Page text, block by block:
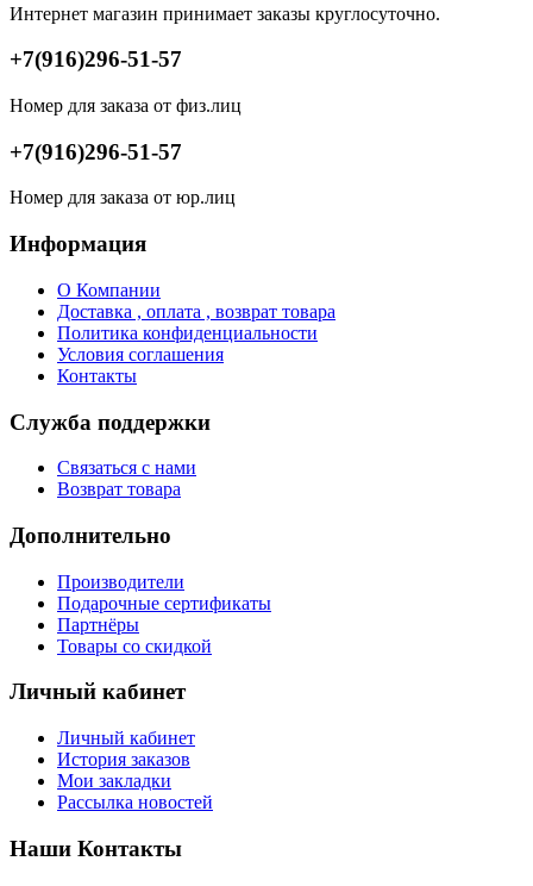
Интернет магазин принимает заказы круглосуточно.
+7(916)296-51-57
Номер для заказа от физ.лиц
+7(916)296-51-57
Номер для заказа от юр.лиц
Информация
О Компании
Доставка , оплата , возврат товара
Политика конфиденциальности
Условия соглашения
Контакты
Служба поддержки
Связаться с нами
Возврат товара
Дополнительно
Производители
Подарочные сертификаты
Партнёры
Товары со скидкой
Личный кабинет
Личный кабинет
История заказов
Мои закладки
Рассылка новостей
Наши Контакты